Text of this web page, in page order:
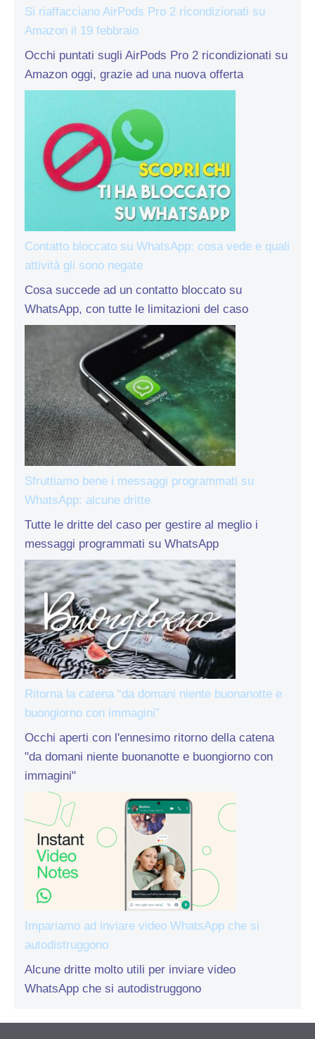
Si riaffacciano AirPods Pro 2 ricondizionati su
Amazon il 19 febbraio
Occhi puntati sugli AirPods Pro 2 ricondizionati su
Amazon oggi, grazie ad una nuova offerta
Contatto bloccato su WhatsApp: cosa vede e quali
attività gli sono negate
Cosa succede ad un contatto bloccato su
WhatsApp, con tutte le limitazioni del caso
Sfruttiamo bene i messaggi programmati su
WhatsApp: alcune dritte
Tutte le dritte del caso per gestire al meglio i
messaggi programmati su WhatsApp
Ritorna la catena “da domani niente buonanotte e
buongiorno con immagini”
Occhi aperti con l'ennesimo ritorno della catena
"da domani niente buonanotte e buongiorno con
immagini"
Impariamo ad inviare video WhatsApp che si
autodistruggono
Alcune dritte molto utili per inviare video
WhatsApp che si autodistruggono